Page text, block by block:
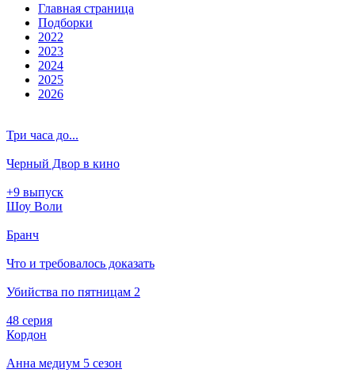
Глав­ная стра­ни­ца
Подборки
2022
2023
2024
2025
2026
Три часа до...
Черный Двор в кино
+9 выпуск
Шоу Воли
Бранч
Что и требовалось доказать
Убийства по пятницам 2
48 серия
Кордон
Анна медиум 5 сезон